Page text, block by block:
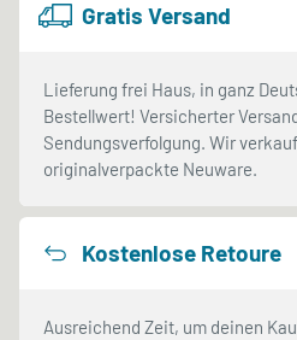
Gratis Versand
Lieferung frei Haus, in ganz
Bestellwert! Versicherter
Sendungsverfolgung. Wir
originalverpackte Neuware.
Kostenlose Retoure
Ausreichend Zeit, um deinen